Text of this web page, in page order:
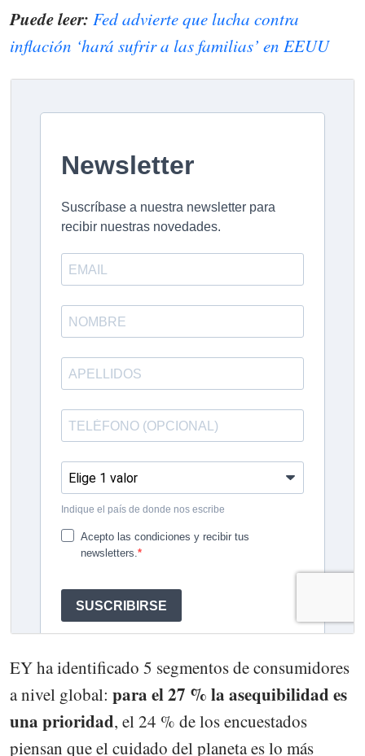
Puede leer: Fed advierte que lucha contra
inflación ‘hará sufrir a las familias’ en EEUU
EY ha identificado 5 segmentos de consumidores
a nivel global: para el 27 % la asequibilidad es
una prioridad, el 24 % de los encuestados
piensan que el cuidado del planeta es lo más